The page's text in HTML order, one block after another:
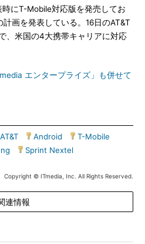
にT-Mobile対応版を発売してお
画を発表している。16日のAT&T
、米国の4大携帯キャリアに対応
エンタープライズ」も併せて
AT&T Android T-Mobile
Sprint Nextel
Copyright © ITmedia, Inc. All Rights Reserved.
連情報